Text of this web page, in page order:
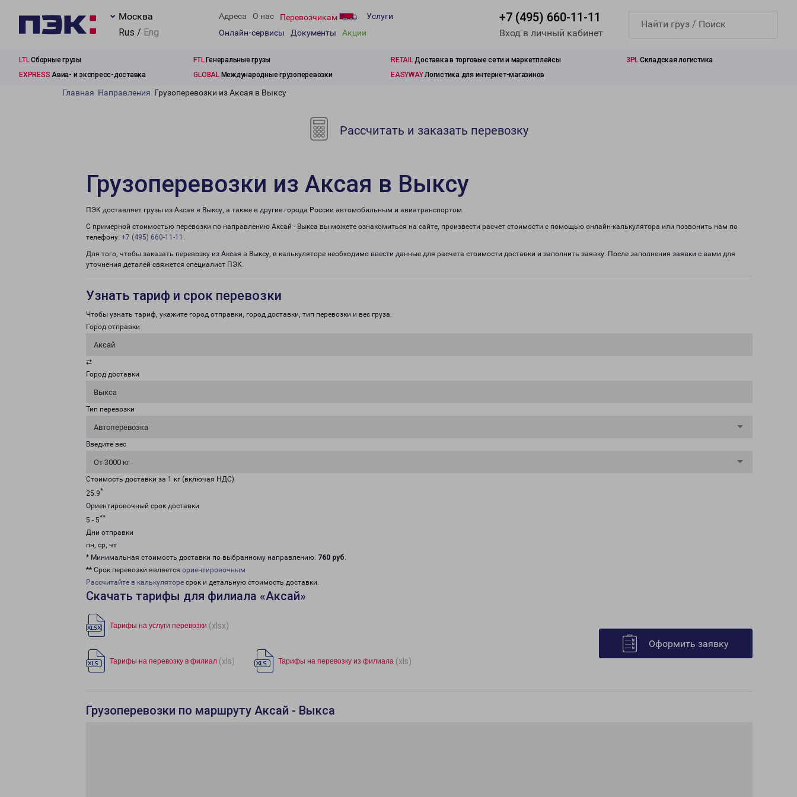
Москва
Rus / Eng
Адреса О нас Перевозчикам
Услуги
Онлайн-сервисы
Документы Акции
+7 (495) 660-11-11
Вход в личный кабинет
LTLСборные грузы FTLГенеральные грузы RETAILДоставка в торговые сети и маркетплейсы 3PL Складская логистика
EXPRESS Авиа- и экспресс-доставка GLOBALМеждународные грузоперевозки EASYWAYЛогистика для интернет-магазинов
Главная Направления Грузоперевозки из Аксая в Выксу
Рассчитать и заказать перевозку
Грузоперевозки из Аксая в Выксу
ПЭК доставляет грузы из Аксая в Выксу, а также в другие города России автомобильным и авиатранспортом.
С примерной стоимостью перевозки по направлению Аксай - Выкса вы можете ознакомиться на сайте, произвести расчет стоимости с помощью онлайн-калькулятора или позвонить нам по
телефону: +7 (495) 660-11-11 .
Для того, чтобы заказать перевозку из Аксая в Выксу, в калькуляторе необходимо ввести данные для расчета стоимости доставки и заполнить заявку. После заполнения заявки с вами для
уточнения деталей свяжется специалист ПЭК.
Узнать тариф и срок перевозки
Чтобы узнать тариф, укажите город отправки, город доставки, тип перевозки и вес груза.
Город отправки
Аксай
⇄
Город доставки
Выкса
Тип перевозки
Автоперевозка
Введите вес
От 3000 кг
Стоимость доставки за 1 кг (включая НДС)
25.9*
Ориентировочный срок доставки
5 - 5**
Дни отправки
пн, ср, чт
* Минимальная стоимость доставки по выбранному направлению: 760 руб.
** Срок перевозки является ориентировочным
Рассчитайте в калькуляторе срок и детальную стоимость доставки.
Скачать тарифы для филиала «Аксай»
Тарифы на услуги перевозки (xlsx)
Тарифы на перевозку в филиал (xls) Тарифы на перевозку из филиала (xls)
Оформить заявку
Грузоперевозки по маршруту Аксай - Выкса